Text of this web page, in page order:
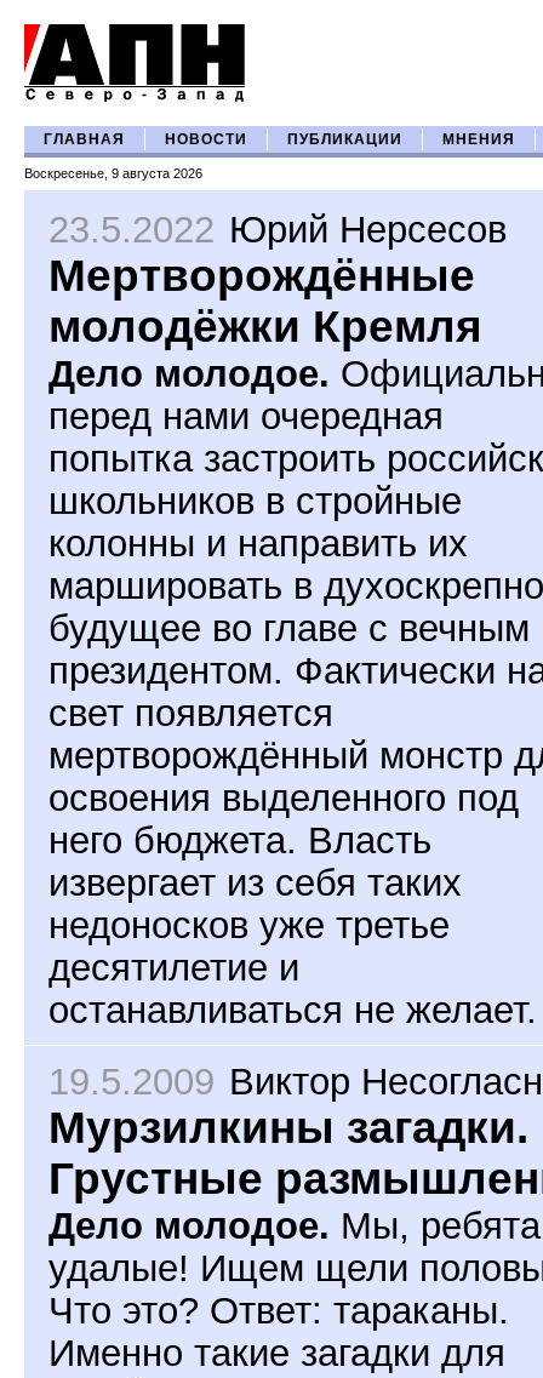
ГЛАВНАЯ НОВОСТИ ПУБЛИКАЦИИ МНЕНИЯ
Воскресенье, 9 августа 2026
23.5.2022 Юрий Нерсесов
Мертворождённые
молодёжки Кремля
Дело молодое.
перед нами очередная
попытка застроить
школьников в стройные
колонны и направить их
маршировать в
будущее во главе с вечным
президентом. Фактически
свет появляется
мертворождённый монстр
освоения выделенного под
него бюджета. Власть
извергает из себя таких
недоносков уже третье
десятилетие и
останавливаться не желает.
19.5.2009 Виктор
Мурзилкины загадки.
Грустные
Дело молодое. Мы, ребята
удалые! Ищем щели
Что это? Ответ: тараканы.
Именно такие загадки для